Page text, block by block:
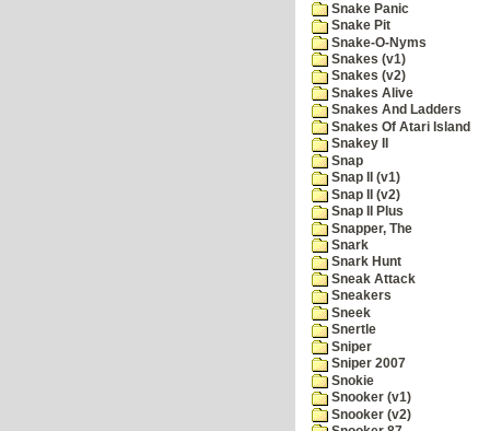
Snake Panic
Snake Pit
Snake-O-Nyms
Snakes (v1)
Snakes (v2)
Snakes Alive
Snakes And Ladders
Snakes Of Atari Island
Snakey II
Snap
Snap II (v1)
Snap II (v2)
Snap II Plus
Snapper, The
Snark
Snark Hunt
Sneak Attack
Sneakers
Sneek
Snertle
Sniper
Sniper 2007
Snokie
Snooker (v1)
Snooker (v2)